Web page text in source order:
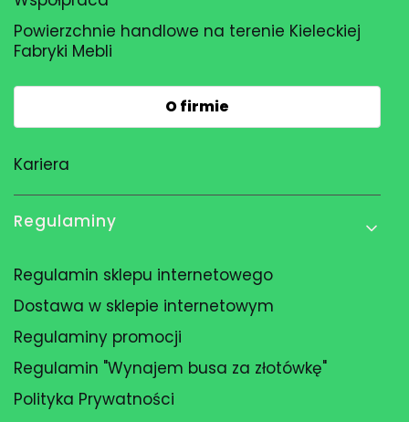
Powierzchnie handlowe na terenie Kieleckiej
Fabryki Mebli
O firmie
Kariera
Regulaminy
Regulamin sklepu internetowego
Dostawa w sklepie internetowym
Regulaminy promocji
Regulamin "Wynajem busa za złotówkę"
Polityka Prywatności